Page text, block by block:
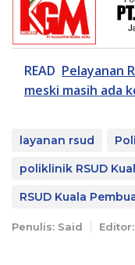
READ Pelayanan
meski masih ada
layanan rsud
poliklinik RSUD
RSUD Kuala
Penulis: Said